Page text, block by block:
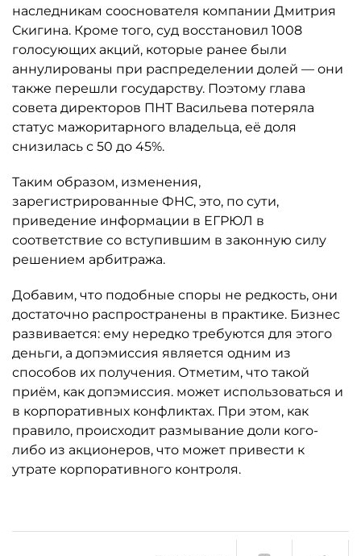
наследникам сооснователя компании Дмитрия
Скигина. Кроме того, суд восстановил 1008
голосующих акций, которые ранее были
аннулированы при распределении долей — они
также перешли государству. Поэтому глава
совета директоров ПНТ Васильева потеряла
статус мажоритарного владельца, её доля
снизилась с 50 до 45%.
Таким образом, изменения,
зарегистрированные ФНС, это, по сути,
приведение информации в ЕГРЮЛ в
соответствие со вступившим в законную силу
решением арбитража.
Добавим, что подобные споры не редкость, они
достаточно распространены в практике. Бизнес
развивается: ему нередко требуются для этого
деньги, а допэмиссия является одним из
способов их получения. Отметим, что такой
приём, как допэмиссия. может использоваться и
в корпоративных конфликтах. При этом, как
правило, происходит размывание доли кого-
либо из акционеров, что может привести к
утрате корпоративного контроля.